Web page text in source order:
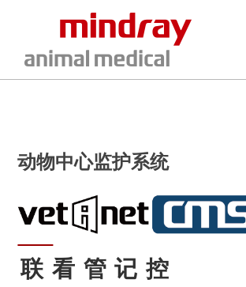
动物中心监护系统
联 看 管 记 控